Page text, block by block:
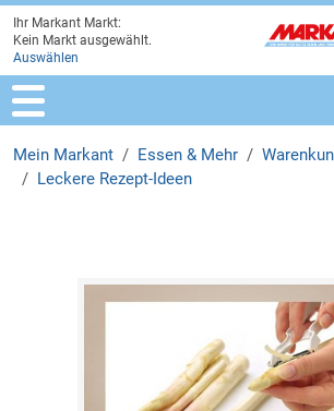
Zur Marktauswahl
Zur Hauptnavigation
Zum Hauptinhalt
Zum Fussbereich
Ihr Markant Markt:
Kein Markt ausgewählt.
Auswählen
Mein Markant Essen & Mehr
Leckere Rezept-Ideen